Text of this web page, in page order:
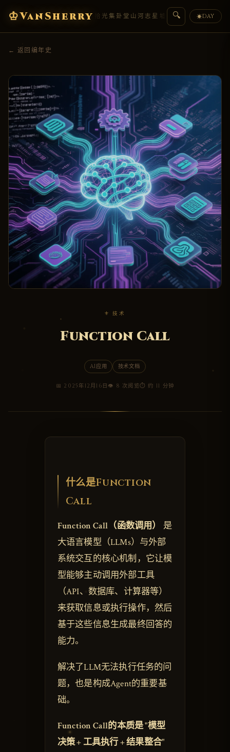
♔VanSherry
编年史典藏 拾光集卦堂 山河志 星墟 人物传 盟约
🔍 ☀DAY
← 返回编年史
⚜ 技术
Function Call
AI应用 技术文档
📅 2025年12月16日👁 8 次阅览⏱ 约 11 分钟
什么是Function
Call
Function Call（函数调用）
是
大语言模型（LLMs）与外部
系统交互的核心机制，它让模
型能够主动调用外部工具
（API、数据库、计算器等）
来获取信息或执行操作，然后
基于这些信息生成最终回答的
能力。
解决了LLM无法执行任务的问
题，也是构成Agent的重要基
础。
Function Call的本质是 "模型
决策 + 工具执行 + 结果整合"